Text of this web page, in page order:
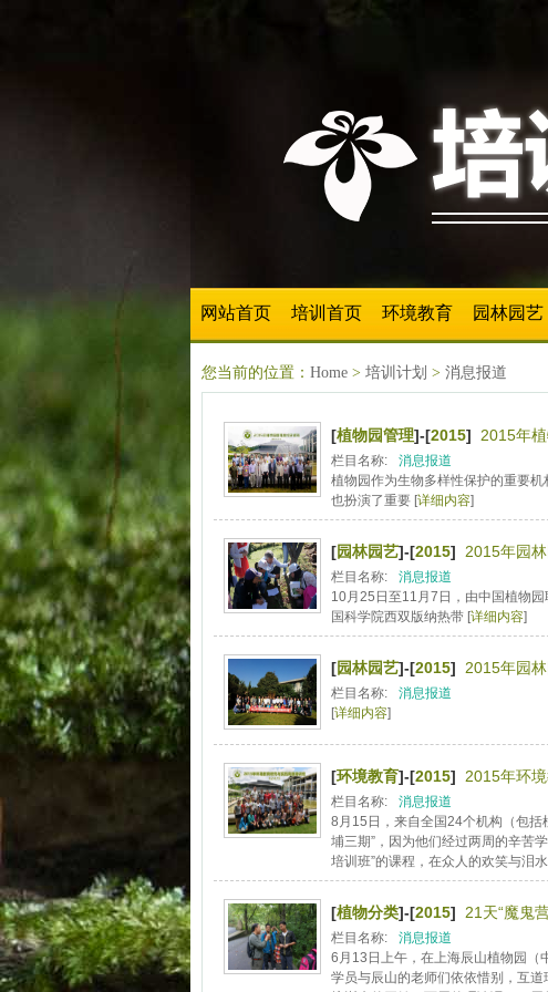
网站首页 培训首页 环境教育 园林园艺
您当前的位置： Home > 培训计划 > 消息报道
[植物园管理]-[2015] 2015年
栏目名称:
消息报道
植物园作为生物多样性保护的重要
也扮演了重要 [详细内容]
[园林园艺]-[2015] 2015年园
栏目名称:
消息报道
10月25日至11月7日，由中国植物
国科学院西双版纳热带 [详细内容]
[园林园艺]-[2015] 2015年园
栏目名称:
消息报道
[详细内容]
[环境教育]-[2015] 2015年环
栏目名称:
消息报道
8月15日，来自全国24个机构（包括
埔三期”，因为他们经过两周的辛苦
培训班”的课程，在众人的欢笑与泪
[植物分类]-[2015] 21天“魔鬼
栏目名称:
消息报道
6月13日上午，在上海辰山植物园（
学员与辰山的老师们依依惜别，互